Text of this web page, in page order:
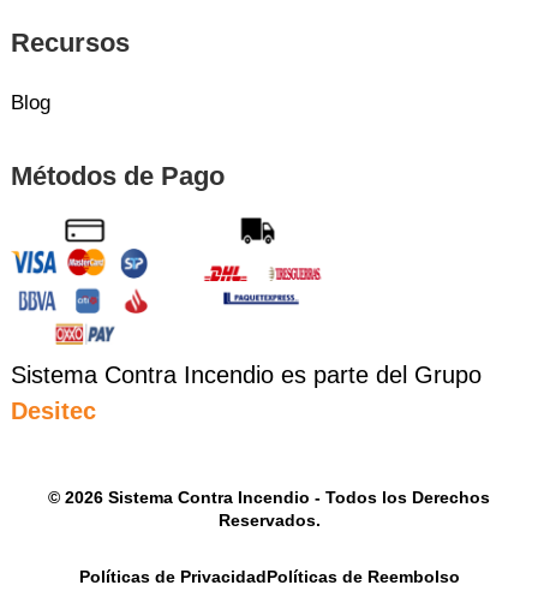
Recursos
Blog
Métodos de Pago
Sistema Contra Incendio es parte del Grupo
Desitec
© 2026 Sistema Contra Incendio - Todos los Derechos
Reservados.
Políticas de PrivacidadPolíticas de Reembolso